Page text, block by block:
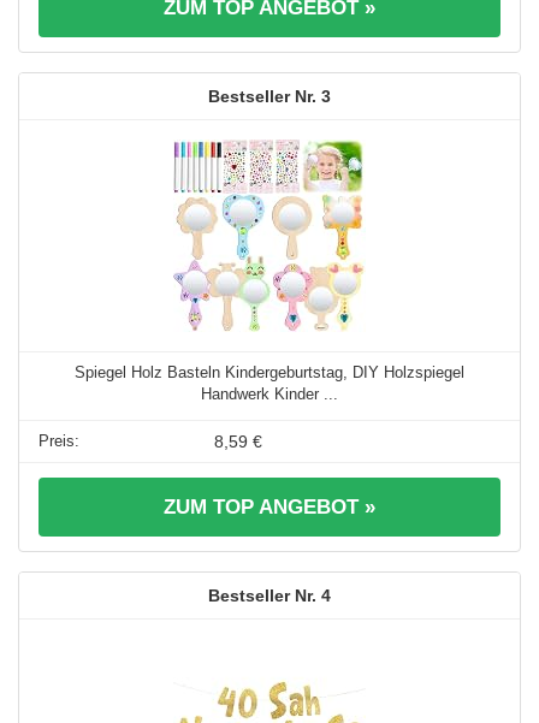
ZUM TOP ANGEBOT »
3
Spiegel Holz Basteln Kindergeburtstag, DIY Holzspiegel
Handwerk Kinder ...
8,59 €
ZUM TOP ANGEBOT »
4